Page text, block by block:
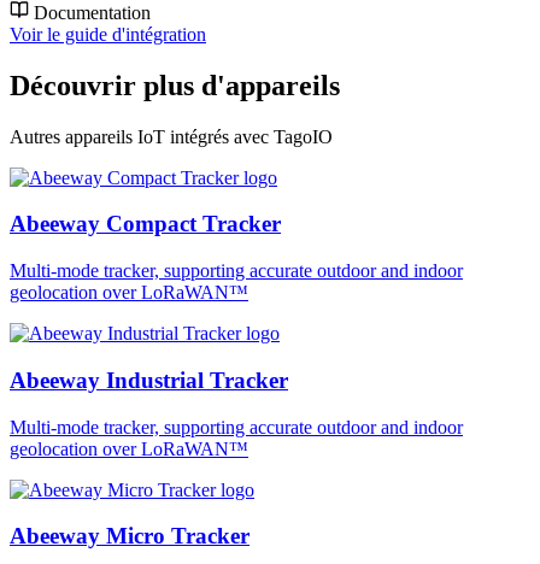
Documentation
Voir le guide d'intégration
Découvrir plus d'appareils
Autres appareils IoT intégrés avec TagoIO
Abeeway Compact Tracker
Multi-mode tracker, supporting accurate outdoor and indoor
geolocation over LoRaWAN™
Abeeway Industrial Tracker
Multi-mode tracker, supporting accurate outdoor and indoor
geolocation over LoRaWAN™
Abeeway Micro Tracker